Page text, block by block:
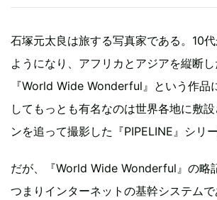
石塚元太良は旅する写真家である。10
ようになり、アフリカとアジアを縦断
『World Wide Wonderful』という作品
してもっとも有名なのは世界各地に敷
ンを追って撮影した『PIPELINE』シリ
だが、『World Wide Wonderful』の略記
つまりインターネットの基幹システムで